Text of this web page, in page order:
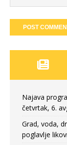
Najava
četvrtak, 6.
Grad, voda,
poglavlje